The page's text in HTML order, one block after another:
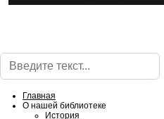
Поиск
Главная
О нашей библиотеке
История